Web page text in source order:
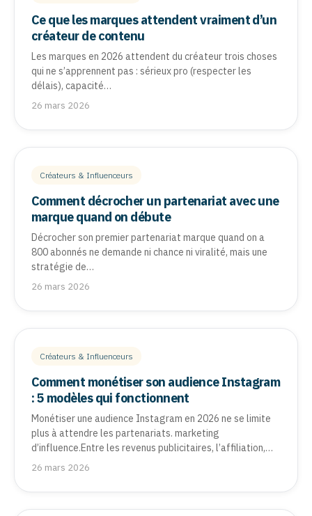
Ce que les marques attendent vraiment d’un
créateur de contenu
Les marques en 2026 attendent du créateur trois choses
qui ne s’apprennent pas : sérieux pro (respecter les
délais), capacité…
26 mars 2026
Créateurs & Influenceurs
Comment décrocher un partenariat avec une
marque quand on débute
Décrocher son premier partenariat marque quand on a
800 abonnés ne demande ni chance ni viralité, mais une
stratégie de…
26 mars 2026
Créateurs & Influenceurs
Comment monétiser son audience Instagram
: 5 modèles qui fonctionnent
Monétiser une audience Instagram en 2026 ne se limite
plus à attendre les partenariats. marketing
d’influence.Entre les revenus publicitaires, l’affiliation,…
26 mars 2026